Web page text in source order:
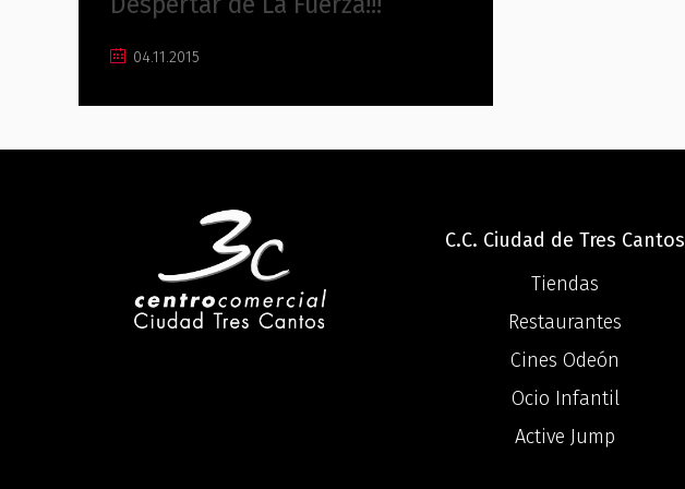
04.11.2015
C.C. Ciudad de Tres Cantos
Tiendas
Restaurantes
Cines Odeón
Ocio Infantil
Active Jump